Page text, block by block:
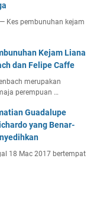
Kes pembunuhan kejam
Kejam Liana
dan Felipe Caffe
merupakan
perempuan …
Guadalupe
yang Benar-
18 Mac 2017 bertempat